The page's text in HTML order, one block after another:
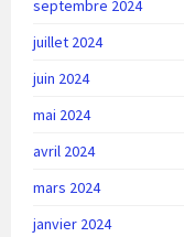
septembre 2024
juillet 2024
juin 2024
mai 2024
avril 2024
mars 2024
janvier 2024